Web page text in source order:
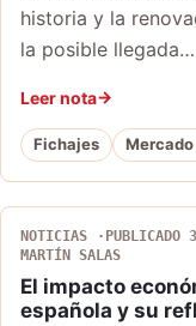
historia y la
la posible llegada…
Leer nota
Fichajes
NOTICIAS PUBLICADO
MARTÍN SALAS
El impacto
española y su